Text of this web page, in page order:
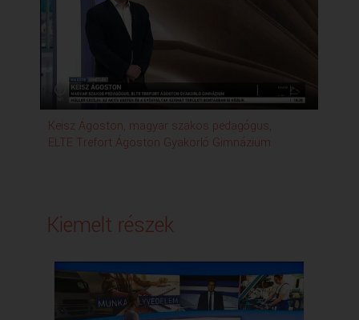
Keisz Ágoston, magyar szakos pedagógus,
ELTE Trefort Ágoston Gyakorló Gimnázium
Kiemelt részek